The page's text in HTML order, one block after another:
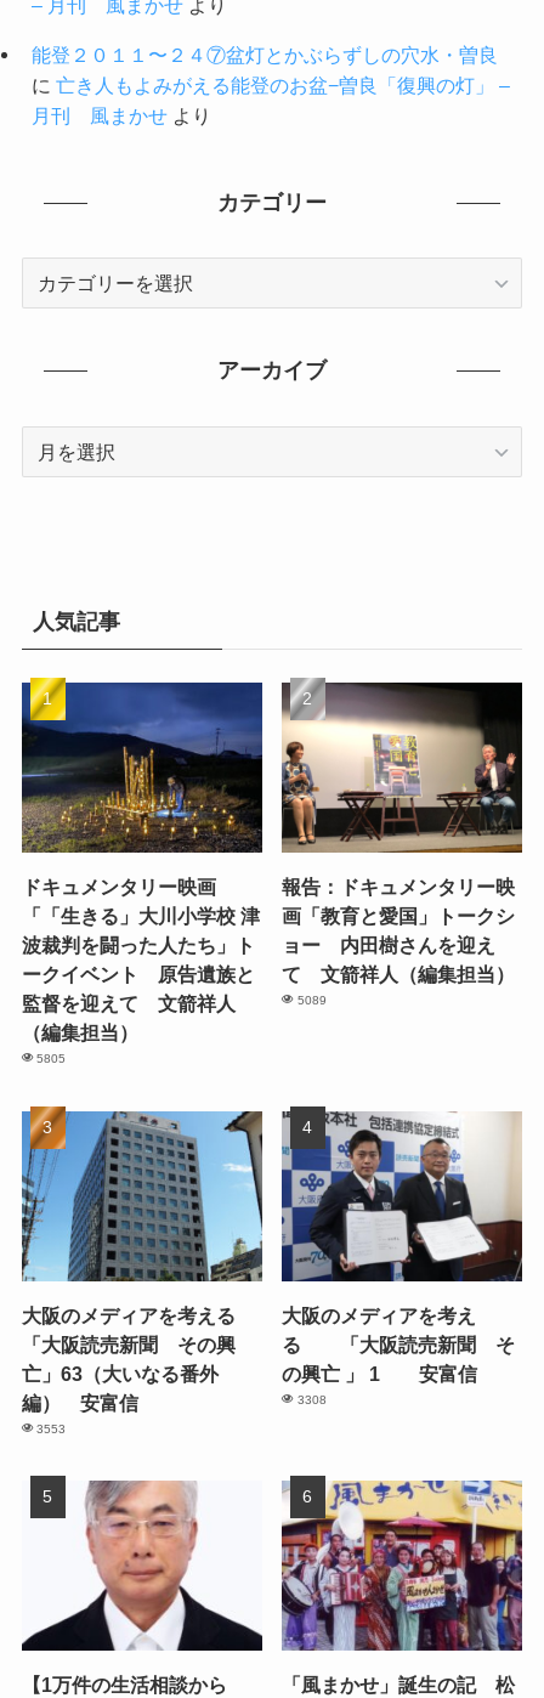
– 月刊 風まかせより
能登２０１１〜２４⑦盆灯とかぶらずしの穴水・曽良
に 亡き人もよみがえる能登のお盆−曽良「復興の灯」 –
月刊 風まかせより
カテゴリー
アーカイブ
人気記事
ドキュメンタリー映画
「「生きる」大川小学校 津
波裁判を闘った人たち」ト
ークイベント 原告遺族と
監督を迎えて 文箭祥人
（編集担当）
5805
報告：ドキュメンタリー映
画「教育と愛国」トークシ
ョー 内田樹さんを迎え
て 文箭祥人（編集担当）
5089
大阪のメディアを考える
「大阪読売新聞 その興
亡」63（大いなる番外
編） 安富信
3553
大阪のメディアを考え
る 「大阪読売新聞 そ
の興亡 」 1 安富信
3308
【1万件の生活相談から
「風まかせ」誕生の記 松